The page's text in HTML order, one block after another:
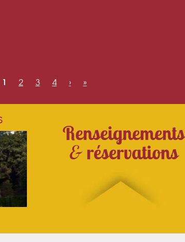
1 2 3 4 › »
Renseignements
&réservations